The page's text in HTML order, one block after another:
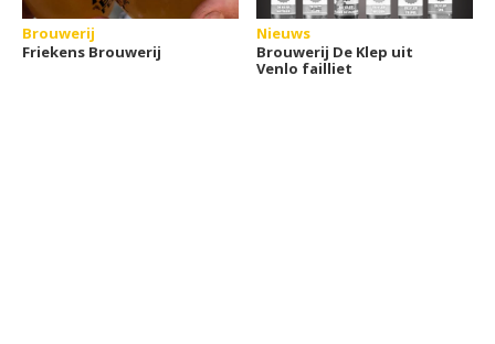
Brouwerij
Friekens Brouwerij
Nieuws
Brouwerij De Klep uit
Venlo failliet